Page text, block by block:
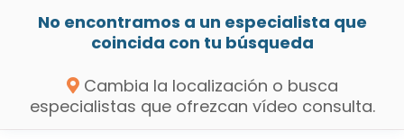
No encontramos a un especialista que
coincida con tu búsqueda
Cambia la localización o busca
especialistas que ofrezcan vídeo consulta.